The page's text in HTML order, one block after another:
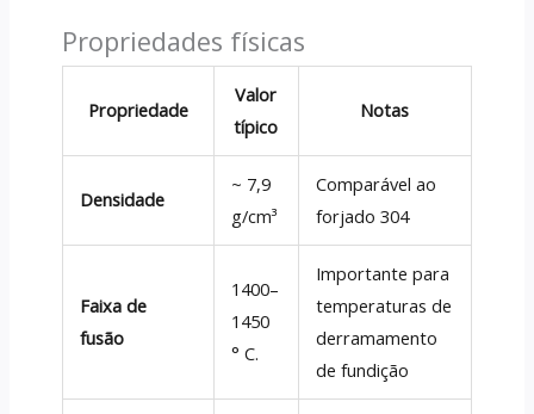
Propriedades físicas
Propriedade
Valor
típico
Notas
Densidade
~ 7,9
g/cm³
Comparável ao
forjado 304
Faixa de
fusão
1400–
1450
° C.
Importante para
temperaturas de
derramamento
de fundição